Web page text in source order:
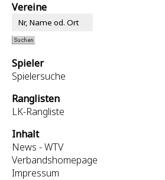
Vereine
Spieler
Spielersuche
Ranglisten
LK-Rangliste
Inhalt
News - WTV
Verbandshomepage
Impressum